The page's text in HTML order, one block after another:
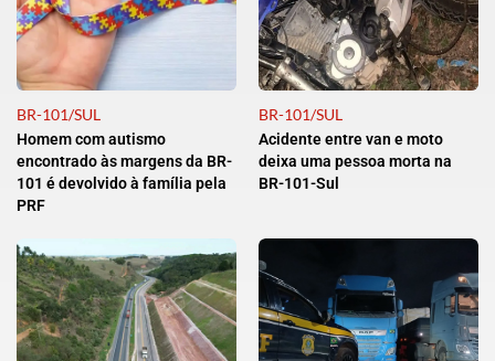
BR-101/SUL
Homem com autismo
encontrado às margens da BR-
101 é devolvido à família pela
PRF
BR-101/SUL
Acidente entre van e moto
deixa uma pessoa morta na
BR-101-Sul